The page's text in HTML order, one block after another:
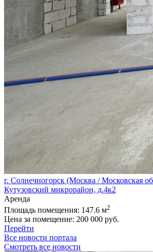
г. Солнечногорск (Москва / Московская
Кутузовский микрорайон, д.4к2
Аренда
Площадь помещения: 147.6 м2
Цена за помещение: 200 000 руб.
Перейти
Все новости портала
Смотреть все новости